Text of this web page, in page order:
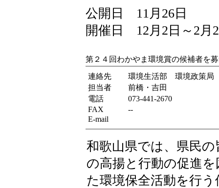
公開日 11月26日
開催日 12月2日～2月
第２４回わかやま環境賞の候補者を
連絡先
環境生活部 環境政策局
担当者
前橋・吉田
電話
073-441-2670
FAX
--
E-mail
和歌山県では、県民
の高揚と行動の促進
た環境保全活動を行